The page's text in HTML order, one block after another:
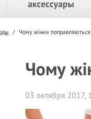
аксессуары
/ Чому жінки поправляються
Чому
03 октября 2017,